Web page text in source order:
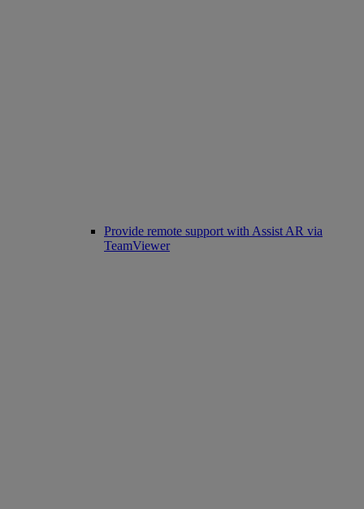
Provide remote support with Assist AR via
TeamViewer